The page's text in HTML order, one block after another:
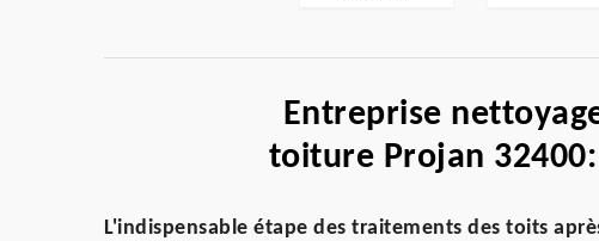
Entreprise
toiture Projan
L'indispensable étape des traitements des toits